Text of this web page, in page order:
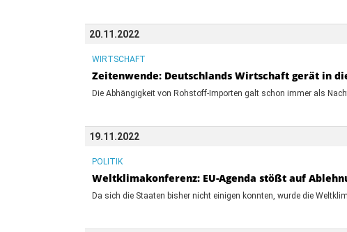
20.11.2022
WIRTSCHAFT
Zeitenwende: Deutschlands Wirtschaft gerät in
Die Abhängigkeit von Rohstoff-Importen galt schon immer als
19.11.2022
POLITIK
Weltklimakonferenz: EU-Agenda stößt auf
Da sich die Staaten bisher nicht einigen konnten, wurde die